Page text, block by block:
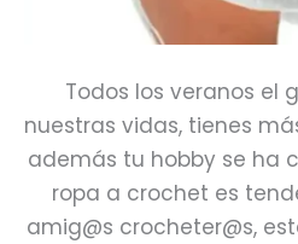
Todos los veranos el
nuestras vidas, tienes
además tu hobby se ha
ropa a crochet es
amig@s crocheter@s,